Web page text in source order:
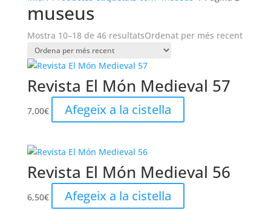
museus
Mostra 10–18 de 46 resultatsOrdenat per més recent
Revista El Món Medieval 57
7,00€ Afegeix a la cistella
Revista El Món Medieval 56
6,50€ Afegeix a la cistella